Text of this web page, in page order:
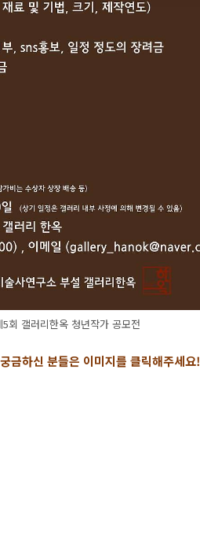
회 갤러리한옥 청년작가 공모전
금하신 분들은 이미지를 클릭해주세요!